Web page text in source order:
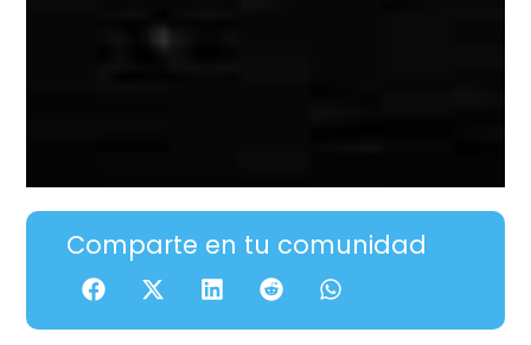
Comparte en tu comunidad